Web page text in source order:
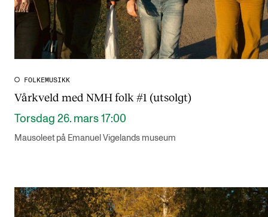
FOLKEMUSIKK
Vårkveld med NMH folk #1 (utsolgt)
Torsdag 26. mars 17:00
Mausoleet på Emanuel Vigelands museum